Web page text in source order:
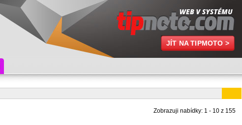
JÍT NA TIPMOTO >
Zobrazuji nabídky: 1 - 10 z 155